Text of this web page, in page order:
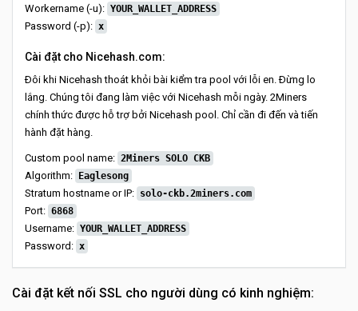
Workername (-u): YOUR_WALLET_ADDRESS
Password (-p): x
Cài đặt cho Nicehash.com:
Đôi khi Nicehash thoát khỏi bài kiểm tra pool với lỗi en. Đừng lo
lắng. Chúng tôi đang làm việc với Nicehash mỗi ngày. 2Miners
chính thức được hỗ trợ bởi Nicehash pool. Chỉ cần đi đến và tiến
hành đặt hàng.
Custom pool name: 2Miners SOLO CKB
Algorithm: Eaglesong
Stratum hostname or IP: solo-ckb.2miners.com
Port: 6868
Username: YOUR_WALLET_ADDRESS
Password: x
Cài đặt kết nối SSL cho người dùng có kinh nghiệm: